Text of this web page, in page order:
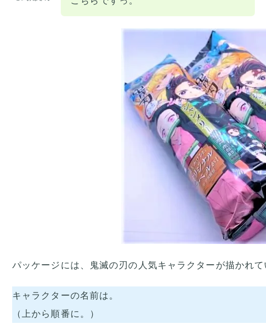
パッケージには、鬼滅の刃の人気キャラクターが描かれて
キャラクターの名前は。
（上から順番に。）